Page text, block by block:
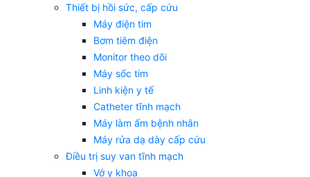
Thiết bị hồi sức, cấp cứu
Máy điện tim
Bơm tiêm điện
Monitor theo dõi
Máy sốc tim
Linh kiện y tế
Catheter tĩnh mạch
Máy làm ấm bệnh nhân
Máy rửa dạ dày cấp cứu
Điều trị suy van tĩnh mạch
Vớ y khoa